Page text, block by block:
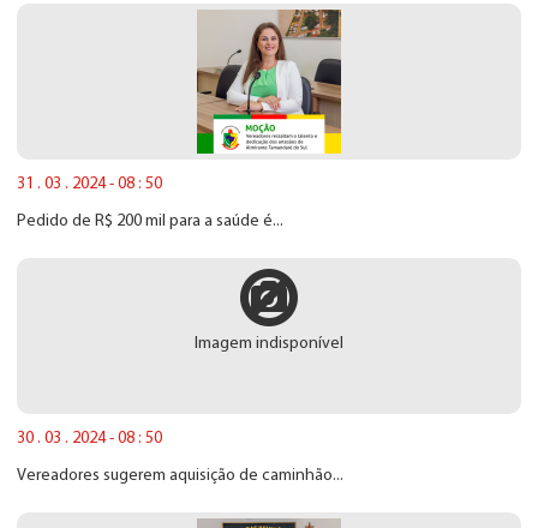
31 . 03 . 2024 - 08 : 50
Pedido de R$ 200 mil para a saúde é...
Imagem indisponível
30 . 03 . 2024 - 08 : 50
Vereadores sugerem aquisição de caminhão...